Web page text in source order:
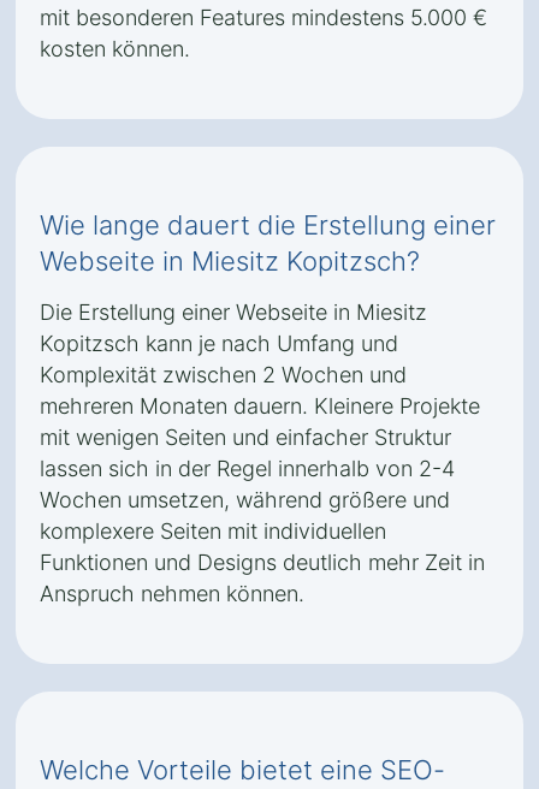
mit besonderen Features mindestens 5.000 €
kosten können.
Wie lange dauert die Erstellung einer
Webseite in Miesitz Kopitzsch?
Die Erstellung einer Webseite in Miesitz
Kopitzsch kann je nach Umfang und
Komplexität zwischen 2 Wochen und
mehreren Monaten dauern. Kleinere Projekte
mit wenigen Seiten und einfacher Struktur
lassen sich in der Regel innerhalb von 2-4
Wochen umsetzen, während größere und
komplexere Seiten mit individuellen
Funktionen und Designs deutlich mehr Zeit in
Anspruch nehmen können.
Welche Vorteile bietet eine SEO-